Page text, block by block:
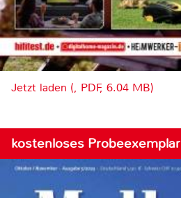
Jetzt laden (, PDF, 6.04 MB)
kostenloses Probeexemplar